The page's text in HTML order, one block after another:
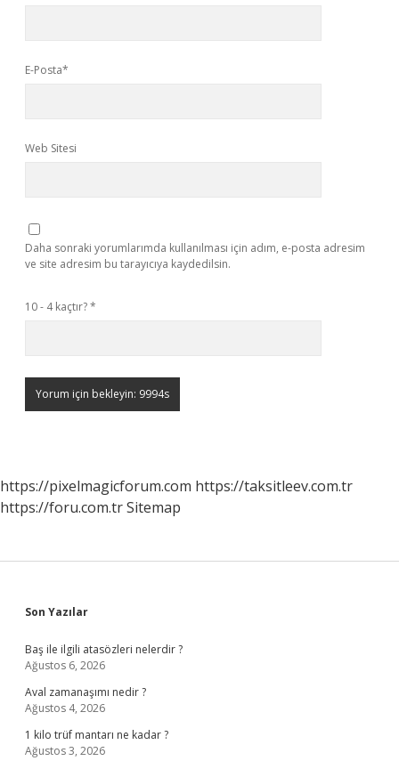
E-Posta*
Web Sitesi
Daha sonraki yorumlarımda kullanılması için adım, e-posta adresim
ve site adresim bu tarayıcıya kaydedilsin.
10 - 4 kaçtır?*
https://pixelmagicforum.com https://taksitleev.com.tr
https://foru.com.trSitemap
Sidebar
Son Yazılar
Baş ile ilgili atasözleri nelerdir ?
Ağustos 6, 2026
Aval zamanaşımı nedir ?
Ağustos 4, 2026
1 kilo trüf mantarı ne kadar ?
Ağustos 3, 2026